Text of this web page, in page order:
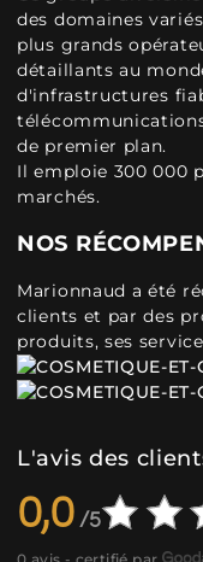
des domaines
plus grands
détaillants au
d'infrastructures
de premier plan.
Il emploie 300 000
marchés.
NOS
Marionnaud a été
clients et par des
produits, ses
L'avis des
0,0